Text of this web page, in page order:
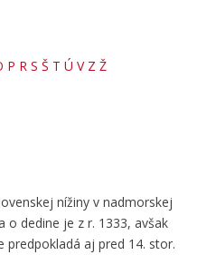
P R S Š T Ú V Z Ž
nížiny v nadmorskej
o dedine je z r. 1333, avšak
predpokladá aj pred 14. stor.